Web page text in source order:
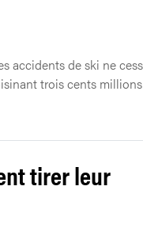
accidents de ski ne
trois cents
tirer leur